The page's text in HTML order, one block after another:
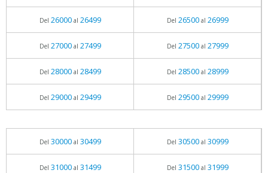
Del 26000al 26499 Del 26500al 26999
Del 27000al 27499 Del 27500al 27999
Del 28000al 28499 Del 28500al 28999
Del 29000al 29499 Del 29500al 29999
Del 30000al 30499 Del 30500al 30999
Del 31000al 31499 Del 31500al 31999